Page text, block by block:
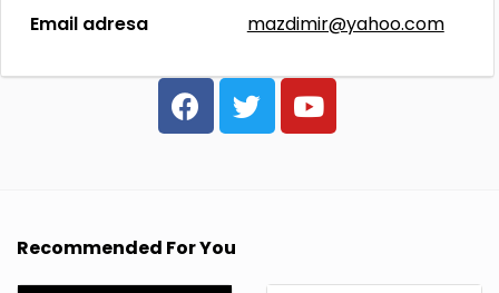
Email adresa mazdimir@yahoo.com
Recommended For You